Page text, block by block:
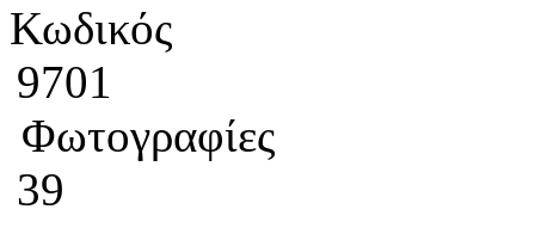
Κωδικός
9701
Φωτογραφίες
39